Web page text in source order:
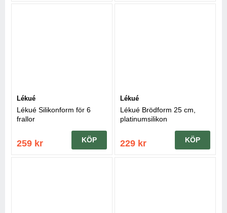
Lékué
Lékué Silikonform för 6
frallor
259 kr KÖP
Lékué
Lékué Brödform 25 cm,
platinumsilikon
229 kr KÖP